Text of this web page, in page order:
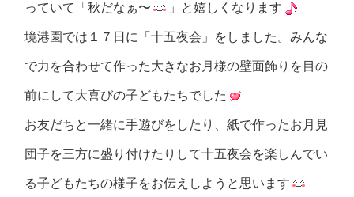
っていて「秋だなぁ〜 」と嬉しくなります
境港園では１７日に「十五夜会」をしました。みんな
で力を合わせて作った大きなお月様の壁面飾りを目の
前にして大喜びの子どもたちでした
お友だちと一緒に手遊びをしたり、紙で作ったお月見
団子を三方に盛り付けたりして十五夜会を楽しんでい
る子どもたちの様子をお伝えしようと思います